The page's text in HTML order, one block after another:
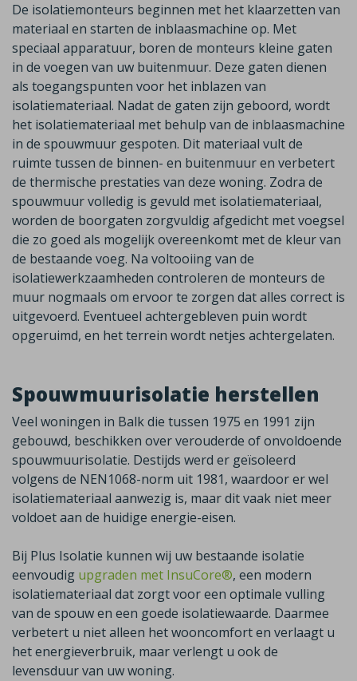
De isolatiemonteurs beginnen met het klaarzetten van
materiaal en starten de inblaasmachine op. Met
speciaal apparatuur, boren de monteurs kleine gaten
in de voegen van uw buitenmuur. Deze gaten dienen
als toegangspunten voor het inblazen van
isolatiemateriaal. Nadat de gaten zijn geboord, wordt
het isolatiemateriaal met behulp van de inblaasmachine
in de spouwmuur gespoten. Dit materiaal vult de
ruimte tussen de binnen- en buitenmuur en verbetert
de thermische prestaties van deze woning. Zodra de
spouwmuur volledig is gevuld met isolatiemateriaal,
worden de boorgaten zorgvuldig afgedicht met voegsel
die zo goed als mogelijk overeenkomt met de kleur van
de bestaande voeg. Na voltooiing van de
isolatiewerkzaamheden controleren de monteurs de
muur nogmaals om ervoor te zorgen dat alles correct is
uitgevoerd. Eventueel achtergebleven puin wordt
opgeruimd, en het terrein wordt netjes achtergelaten.
Spouwmuurisolatie herstellen
Veel woningen in Balkdie tussen 1975 en 1991 zijn
gebouwd, beschikken over verouderde of onvoldoende
spouwmuurisolatie. Destijds werd er geïsoleerd
volgens de NEN1068-norm uit 1981, waardoor er wel
isolatiemateriaal aanwezig is, maar dit vaak niet meer
voldoet aan de huidige energie-eisen.
Bij Plus Isolatie kunnen wij uw bestaande isolatie
eenvoudig upgraden met InsuCore®, een modern
isolatiemateriaal dat zorgt voor een optimale vulling
van de spouw en een goede isolatiewaarde. Daarmee
verbetert u niet alleen het wooncomfort en verlaagt u
het energieverbruik, maar verlengt u ook de
levensduur van uw woning.